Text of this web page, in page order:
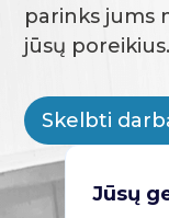
parinks jums
jūsų poreikius.
Skelbti
Jūsų